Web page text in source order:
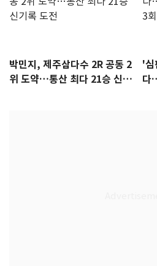
박민지, 제주삼다수 2R 공동 2
위 도약…통산 최다 21승 신기
'심
다